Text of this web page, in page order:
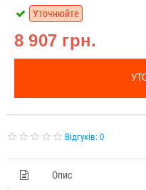
8 907 грн.
Уточнюйте
Відгуків: 0
Опис